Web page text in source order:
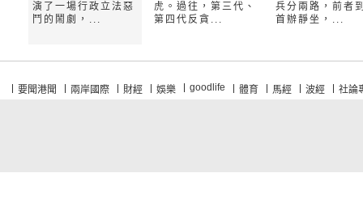
演了一場行政立法惡
鬥的鬧劇，...
虎。過往，第三代、
第四代反貪...
兵分兩路，前者
首辦靜坐，...
要聞港聞 兩岸國際 財經 娛樂 goodlife 體育 馬經 波經 社論